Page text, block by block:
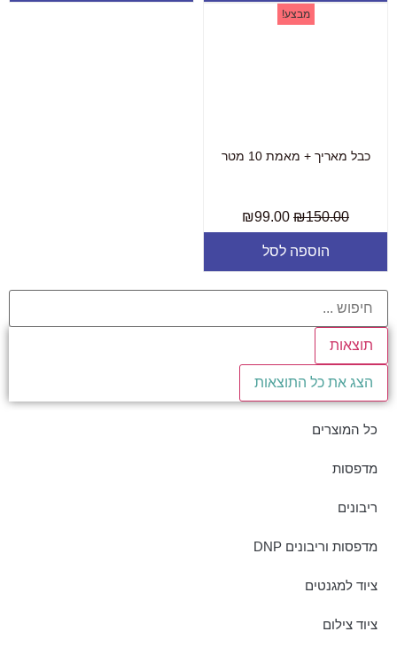
תוצאות
הצג את כל התוצאות
כל המוצרים
מדפסות
ריבונים
מדפסות וריבונים DNP
ציוד למגנטים
ציוד צילום
מבצע!
כבל מאריך + מאמת 10 מטר
₪150.00
₪99.00
הוספה לסל